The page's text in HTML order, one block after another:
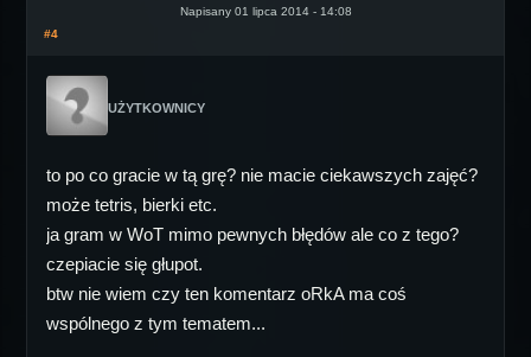
Napisany 01 lipca 2014 - 14:08
#4
UŻYTKOWNICY
to po co gracie w tą grę? nie macie ciekawszych zajęć?
może tetris, bierki etc.
ja gram w WoT mimo pewnych błędów ale co z tego?
czepiacie się głupot.
btw nie wiem czy ten komentarz oRkA ma coś
wspólnego z tym tematem...